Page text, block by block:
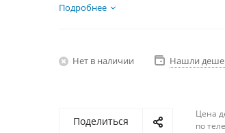
HDD 2Тб, БП 600Вт
Подробнее
Нет в наличии Нашли
Поделиться
Цена
по